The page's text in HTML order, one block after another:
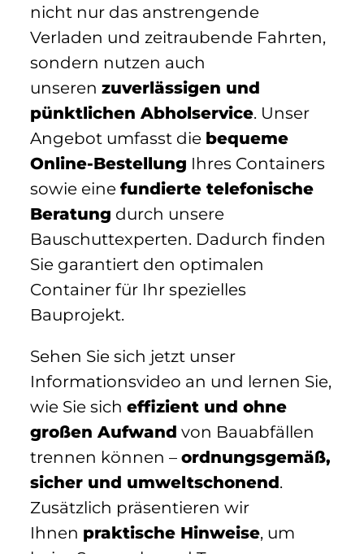
nicht nur das anstrengende
Verladen und zeitraubende Fahrten,
sondern nutzen auch
unseren zuverlässigen und
pünktlichen Abholservice. Unser
Angebot umfasst die bequeme
Online-Bestellung Ihres Containers
sowie eine fundierte telefonische
Beratung durch unsere
Bauschuttexperten. Dadurch finden
Sie garantiert den optimalen
Container für Ihr spezielles
Bauprojekt.
Sehen Sie sich jetzt unser
Informationsvideo an und lernen Sie,
wie Sie sich effizient und ohne
großen Aufwand von Bauabfällen
trennen können – ordnungsgemäß,
sicher und umweltschonend.
Zusätzlich präsentieren wir
Ihnen praktische Hinweise, um